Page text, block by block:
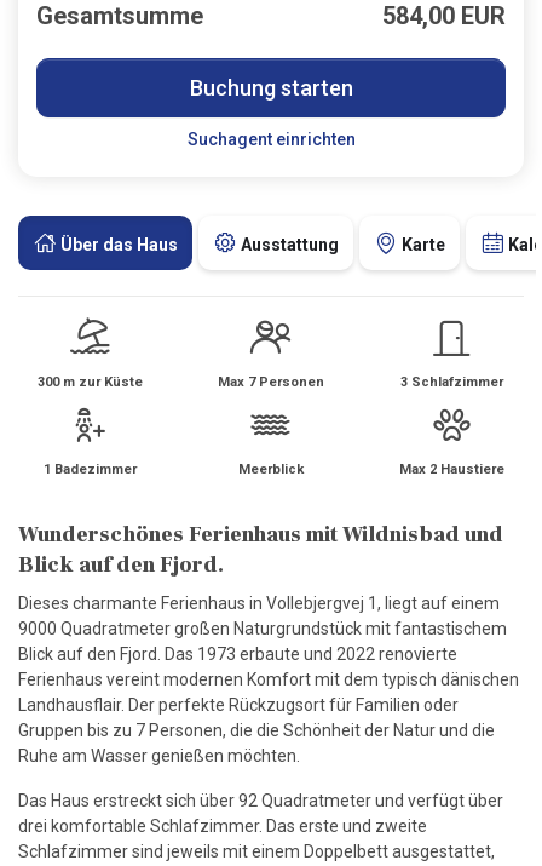
Über das Haus Ausstattung Karte
300 m zur Küste Max 7 Personen 3 Schlafzimmer
1 Badezimmer Meerblick Max 2 Haustiere
Wunderschönes Ferienhaus mit Wildnisbad und
Blick auf den Fjord.
Dieses charmante Ferienhaus in Vollebjergvej 1, liegt auf einem
9000 Quadratmeter großen Naturgrundstück mit fantastischem
Blick auf den Fjord. Das 1973 erbaute und 2022 renovierte
Ferienhaus vereint modernen Komfort mit dem typisch dänischen
Landhausflair. Der perfekte Rückzugsort für Familien oder
Gruppen bis zu 7 Personen, die die Schönheit der Natur und die
Ruhe am Wasser genießen möchten.
Das Haus erstreckt sich über 92 Quadratmeter und verfügt über
drei komfortable Schlafzimmer. Das erste und zweite
Schlafzimmer sind jeweils mit einem Doppelbett ausgestattet,
Gesamtsumme 584,00 EUR
Buchung starten
Suchagent einrichten